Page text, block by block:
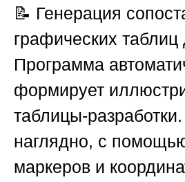
📝 Генерация
графических таблиц
Программа
формирует
таблицы-
наглядно, с
маркеров и